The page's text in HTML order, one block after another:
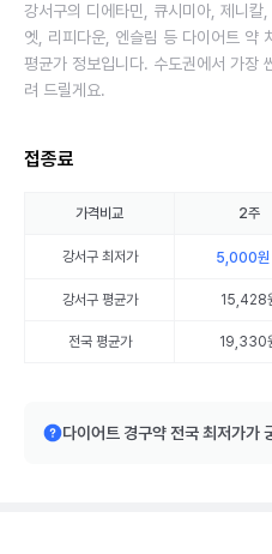
강서구의 디에타민, 큐시미아, 제니칼
엣, 리피다운, 엔슬림 등 다이어트 약
평균가 정보입니다. 수도권에서 가장
려 드릴게요.
접종료
가격비교 2주
강서구최저가 5,000원
강서구평균가 15,428
전국 평균가 19,330
다이어트 경구약 전국 최저가가